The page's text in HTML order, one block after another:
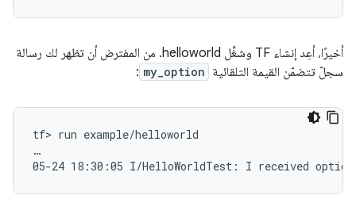
أخيرًا، أعِد إنشاء TF وشغِّل helloworld. من المفترض أن تظهر لك رسالة
سجلّ تتضمّن القيمة التلقائية my_option
:
tf> run example/helloworld
…